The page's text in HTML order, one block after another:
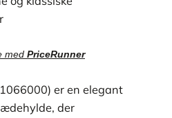
med PriceRunner
er en elegant
der